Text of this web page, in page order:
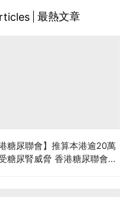
最熱文章
港糖尿聯會】推算本港逾20萬
糖尿腎威脅 香港糖尿聯會